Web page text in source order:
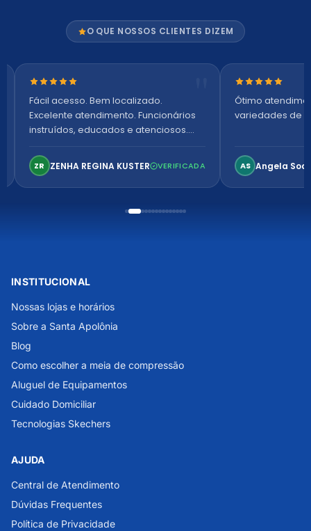
O QUE NOSSOS CLIENTES DIZEM
Nota 5 de 5 estrelas
Fácil acesso. Bem localizado.
Excelente atendimento. Funcionários
instruídos, educados e atenciosos.
confortável. Perfeito!
ZR ZENHA REGINA KUSTER VERIFICADA
Nota 5 de 5
Ótimo
variedades de
AS Angela
INSTITUCIONAL
Nossas lojas e horários
Sobre a Santa Apolônia
Blog
Como escolher a meia de compressão
Aluguel de Equipamentos
Cuidado Domiciliar
Tecnologias Skechers
AJUDA
Central de Atendimento
Dúvidas Frequentes
Política de Privacidade